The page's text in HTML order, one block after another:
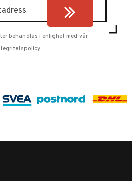
behandlas i enlighet med vår
.